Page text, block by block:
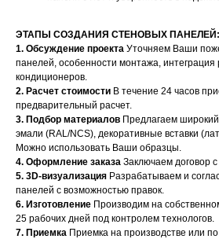
ЭТАПЫ СОЗДАНИЯ СТЕНОВЫХ ПАНЕЛЕЙ:
1. Обсуждение проекта Уточняем Ваши
панелей, особенности монтажа, интеграция
кондиционеров.
2. Расчет стоимости В течение 24 часов
предварительный расчет.
3. Подбор материалов Предлагаем
эмали (RAL/NCS), декоративные вставки
Можно использовать Ваши образцы.
4. Оформление заказа Заключаем договор
5. 3D-визуализация Разрабатываем и
панелей с возможностью правок.
6. Изготовление Производим на
25 рабочих дней под контролем технологов.
7. Приемка Приемка на производстве или
Воспользуйтесь формой обратной
чтобы связаться с нами
НАШИ МЕНЕДЖЕРЫ
ОТВЕТИТЬ НА ЛЮБЫЕ
ВОПРОСЫ